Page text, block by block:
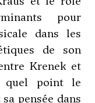
pour
dans les
de son
Krenek et
quel point le
pensée dans